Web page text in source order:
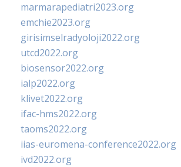
marmarapediatri2023.org
emchie2023.org
girisimselradyoloji2022.org
utcd2022.org
biosensor2022.org
ialp2022.org
klivet2022.org
ifac-hms2022.org
taoms2022.org
iias-euromena-conference2022.org
ivd2022.org